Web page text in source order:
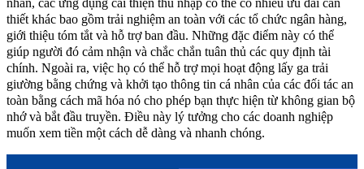
thiết khác bao gồm trải nghiệm an toàn với các tổ chức ngân hàng,
giới thiệu tóm tắt và hỗ trợ ban đầu. Những đặc điểm này có thể
giúp người đó cảm nhận và chắc chắn tuân thủ các quy định tài
chính. Ngoài ra, việc họ có thể hỗ trợ mọi hoạt động lấy ga trải
giường bằng chứng và khởi tạo thông tin cá nhân của các đối tác an
toàn bằng cách mã hóa nó cho phép bạn thực hiện từ không gian bộ
nhớ và bắt đầu truyền. Điều này lý tưởng cho các doanh nghiệp
muốn xem tiền một cách dễ dàng và nhanh chóng.